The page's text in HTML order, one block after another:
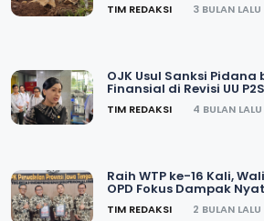
TIM REDAKSI 3 BULAN LALU
OJK Usul Sanksi
Finansial di Revisi UU
TIM REDAKSI 4 BULAN LALU
Raih WTP ke-16 Kali,
OPD Fokus Dampak
TIM REDAKSI 2 BULAN LALU